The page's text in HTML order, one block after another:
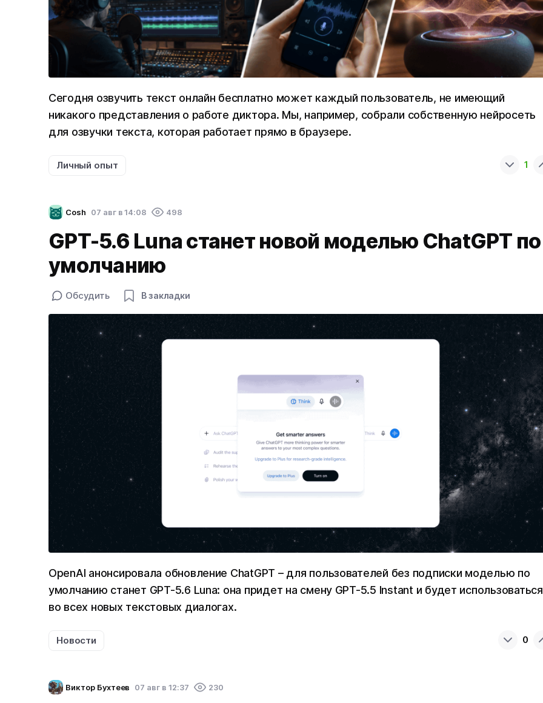
Сегодня озвучить текст онлайн бесплатно может каждый пользователь, не имеющий
никакого представления о работе диктора. Мы, например, собрали собственную нейросеть
для озвучки текста, которая работает прямо в браузере.
Личный опыт 1
Cosh 07 авг в 14:08 498
GPT-5.6 Luna станет новой моделью ChatGPT по
умолчанию
Обсудить В закладки
OpenAI анонсировала обновление ChatGPT – для пользователей без подписки моделью по
умолчанию станет GPT-5.6 Luna: она придет на смену GPT-5.5 Instant и будет использоваться
во всех новых текстовых диалогах.
Новости 0
Виктор Бухтеев 07 авг в 12:37 230